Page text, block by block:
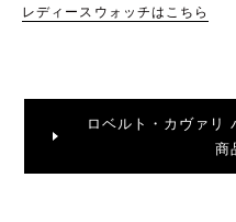
レディースウォッチはこちら
ロベルト・カヴァリ
商